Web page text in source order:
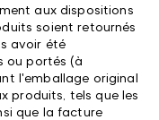
aux dispositions
soient retournés
avoir été
ou portés (à
l'emballage original
produits, tels que les
que la facture